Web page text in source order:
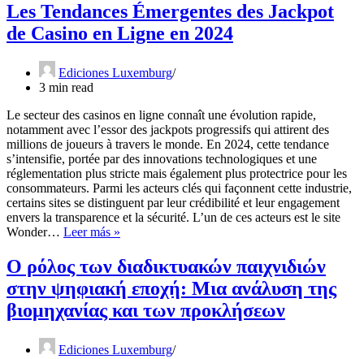
Les Tendances Émergentes des Jackpot
de Casino en Ligne en 2024
Ediciones Luxemburg
3 min read
Le secteur des casinos en ligne connaît une évolution rapide,
notamment avec l’essor des jackpots progressifs qui attirent des
millions de joueurs à travers le monde. En 2024, cette tendance
s’intensifie, portée par des innovations technologiques et une
réglementation plus stricte mais également plus protectrice pour les
consommateurs. Parmi les acteurs clés qui façonnent cette industrie,
certains sites se distinguent par leur crédibilité et leur engagement
envers la transparence et la sécurité. L’un de ces acteurs est le site
Wonder… Leer más »
Émergentes
des
Jackpot
Casino
Ligne
Ο ρόλος των διαδικτυακών παιχνιδιών
στην ψηφιακή εποχή: Μια ανάλυση της
βιομηχανίας και των προκλήσεων
Ediciones Luxemburg